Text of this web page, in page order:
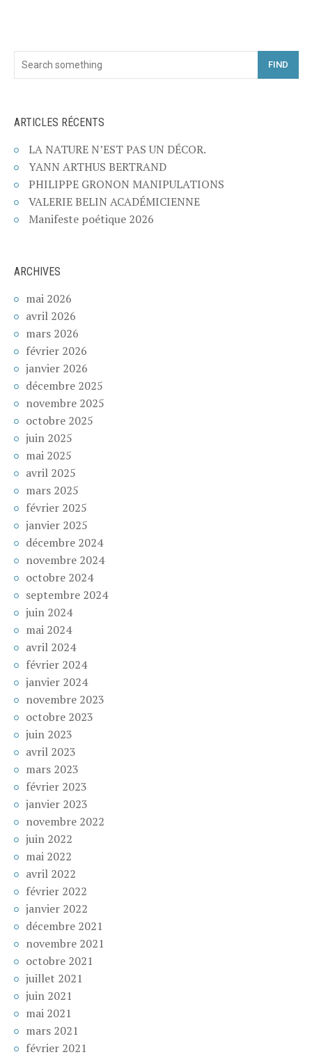
FIND
ARTICLES RÉCENTS
LA NATURE N’EST PAS UN DÉCOR.
YANN ARTHUS BERTRAND
PHILIPPE GRONON MANIPULATIONS
VALERIE BELIN ACADÉMICIENNE
Manifeste poétique 2026
ARCHIVES
mai 2026
avril 2026
mars 2026
février 2026
janvier 2026
décembre 2025
novembre 2025
octobre 2025
juin 2025
mai 2025
avril 2025
mars 2025
février 2025
janvier 2025
décembre 2024
novembre 2024
octobre 2024
septembre 2024
juin 2024
mai 2024
avril 2024
février 2024
janvier 2024
novembre 2023
octobre 2023
juin 2023
avril 2023
mars 2023
février 2023
janvier 2023
novembre 2022
juin 2022
mai 2022
avril 2022
février 2022
janvier 2022
décembre 2021
novembre 2021
octobre 2021
juillet 2021
juin 2021
mai 2021
mars 2021
février 2021